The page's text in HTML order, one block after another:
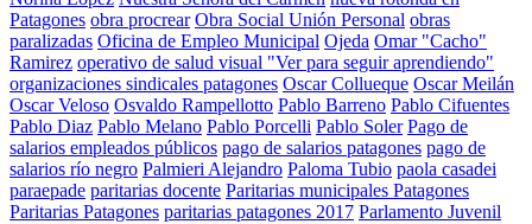
Patagones obra procrear Obra Social Unión Personal obras
paralizadas Oficina de Empleo Municipal Ojeda Omar "Cacho"
Ramirez operativo de salud visual "Ver para seguir aprendiendo"
organizaciones sindicales patagones Oscar Collueque Oscar Meilán
Oscar Veloso Osvaldo Rampellotto Pablo Barreno Pablo Cifuentes
Pablo Diaz Pablo Melano Pablo Porcelli Pablo Soler Pago de
salarios empleados públicos pago de salarios patagones pago de
salarios río negro Palmieri Alejandro Paloma Tubio paola casadei
paraepade paritarias docente Paritarias municipales Patagones
Paritarias Patagones paritarias patagones 2017 Parlamento Juvenil